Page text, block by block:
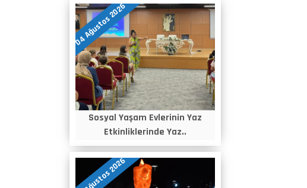
04 Ağustos 2026
Sosyal Yaşam Evlerinin Yaz
Etkinliklerinde Yaz..
03 Ağustos 2026